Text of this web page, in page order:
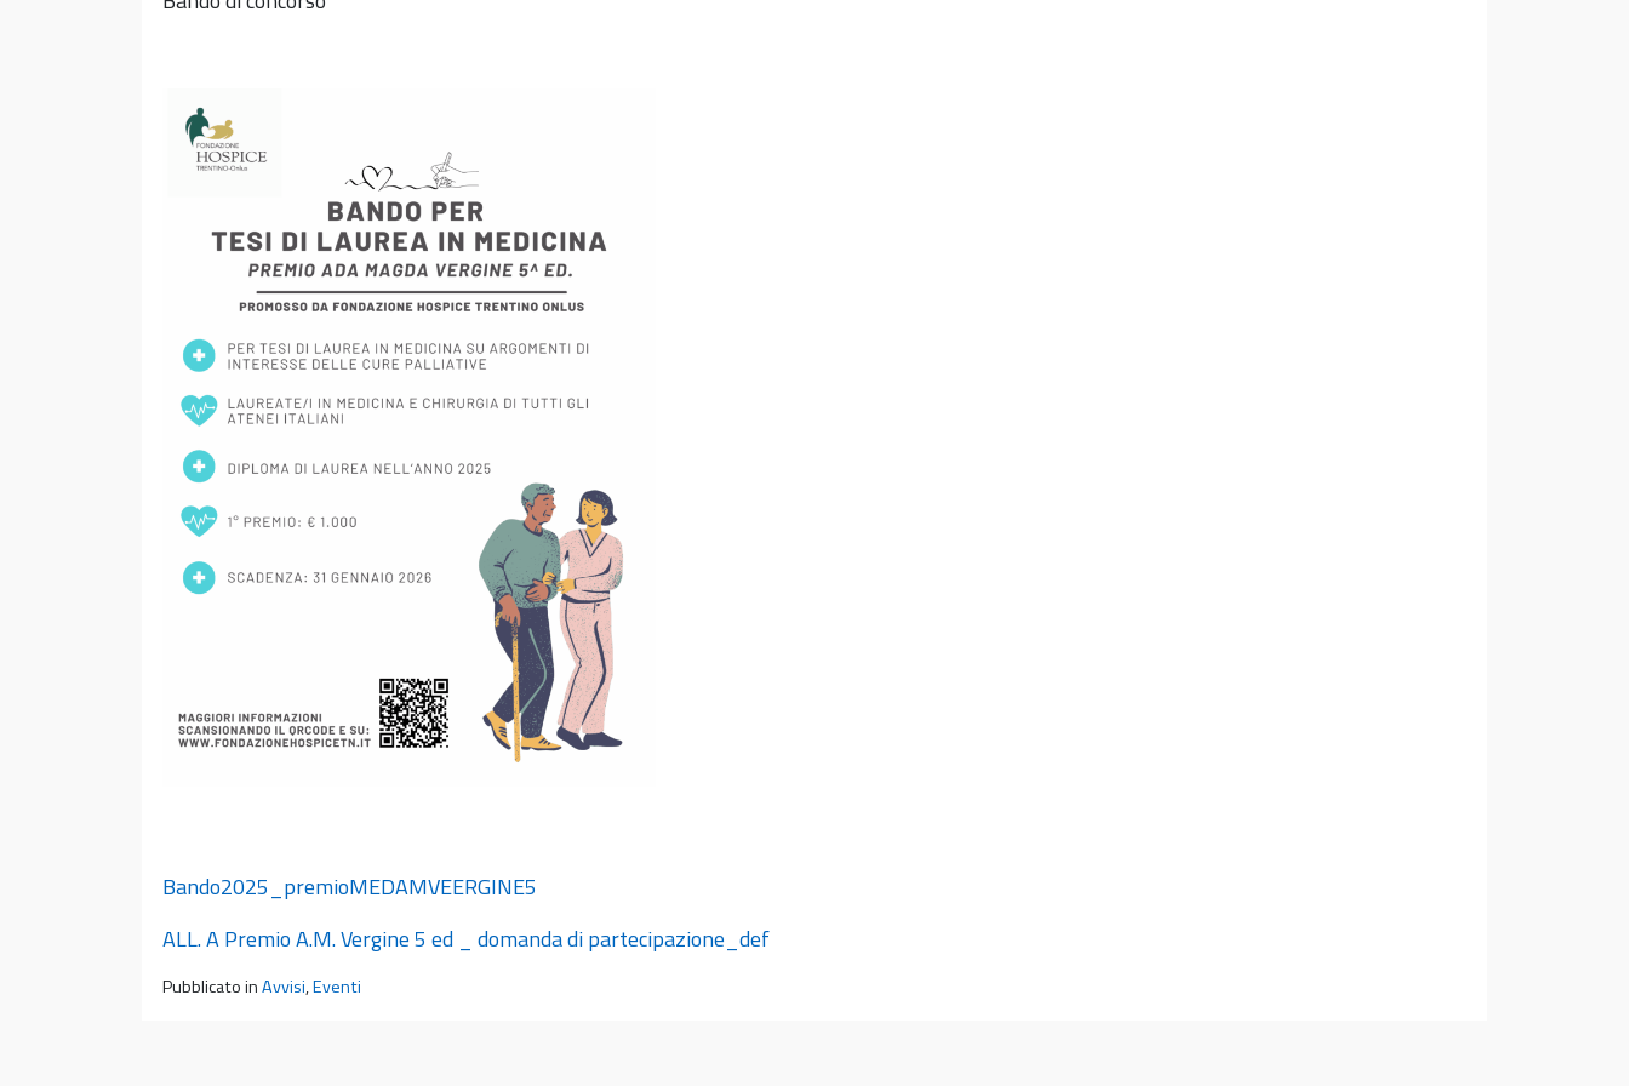
Bando2025_premioMEDAMVEERGINE5
ALL. A Premio A.M. Vergine 5 ed _ domanda di partecipazione_def
Pubblicato inAvvisi,Eventi